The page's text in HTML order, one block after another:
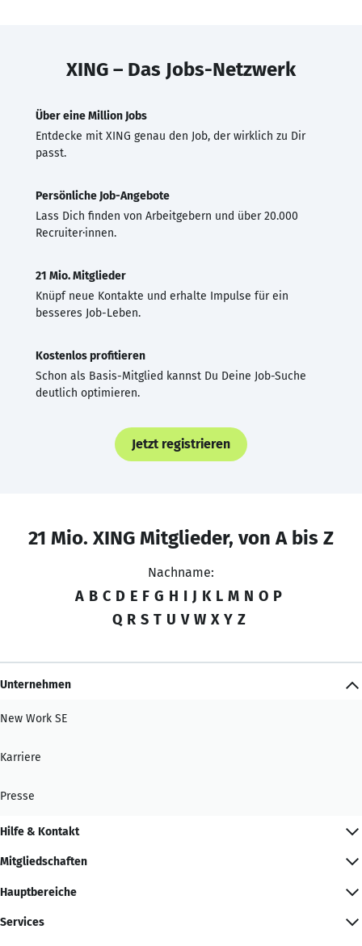
XING – Das Jobs-Netzwerk
Über eine Million Jobs
Entdecke mit XING genau den Job, der wirklich zu Dir
passt.
Persönliche Job-Angebote
Lass Dich finden von Arbeitgebern und über 20.000
Recruiter·innen.
21 Mio. Mitglieder
Knüpf neue Kontakte und erhalte Impulse für ein
besseres Job-Leben.
Kostenlos profitieren
Schon als Basis-Mitglied kannst Du Deine Job-Suche
deutlich optimieren.
Jetzt registrieren
21 Mio. XING Mitglieder, von A bis Z
Nachname:
A B C D E F G H I J K L M N O P
Q R S T U V W X Y Z
Unternehmen
New Work SE
Karriere
Presse
Hilfe & Kontakt
Mitgliedschaften
Hauptbereiche
Services